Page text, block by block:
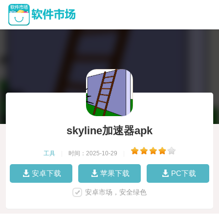
skyline加速器apk
工具 时间：2025-10-29
安卓下载 苹果下载 PC下载
安卓市场，安全绿色